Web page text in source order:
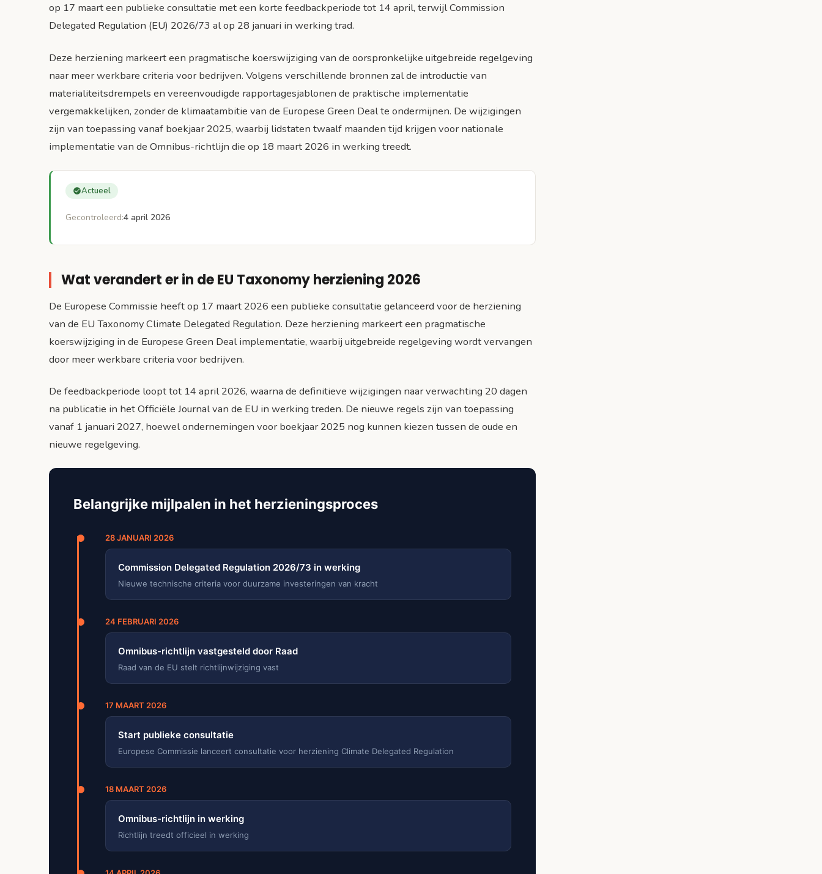
op 17 maart een publieke consultatie met een korte feedbackperiode tot 14 april, terwijl Commission
Delegated Regulation (EU) 2026/73 al op 28 januari in werking trad.
Deze herziening markeert een pragmatische koerswijziging van de oorspronkelijke uitgebreide regelgeving
naar meer werkbare criteria voor bedrijven. Volgens verschillende bronnen zal de introductie van
materialiteitsdrempels en vereenvoudigde rapportagesjablonen de praktische implementatie
vergemakkelijken, zonder de klimaatambitie van de Europese Green Deal te ondermijnen. De wijzigingen
zijn van toepassing vanaf boekjaar 2025, waarbij lidstaten twaalf maanden tijd krijgen voor nationale
implementatie van de Omnibus-richtlijn die op 18 maart 2026 in werking treedt.
Actueel
Gecontroleerd:4 april 2026
Wat verandert er in de EU Taxonomy herziening 2026
De Europese Commissie heeft op 17 maart 2026 een publieke consultatie gelanceerd voor de herziening
van de EU Taxonomy Climate Delegated Regulation. Deze herziening markeert een pragmatische
koerswijziging in de Europese Green Deal implementatie, waarbij uitgebreide regelgeving wordt vervangen
door meer werkbare criteria voor bedrijven.
De feedbackperiode loopt tot 14 april 2026, waarna de definitieve wijzigingen naar verwachting 20 dagen
na publicatie in het Officiële Journal van de EU in werking treden. De nieuwe regels zijn van toepassing
vanaf 1 januari 2027, hoewel ondernemingen voor boekjaar 2025 nog kunnen kiezen tussen de oude en
nieuwe regelgeving.
Belangrijke mijlpalen in het herzieningsproces
28 JANUARI 2026
Commission Delegated Regulation 2026/73 in werking
Nieuwe technische criteria voor duurzame investeringen van kracht
24 FEBRUARI 2026
Omnibus-richtlijn vastgesteld door Raad
Raad van de EU stelt richtlijnwijziging vast
17 MAART 2026
Start publieke consultatie
Europese Commissie lanceert consultatie voor herziening Climate Delegated Regulation
18 MAART 2026
Omnibus-richtlijn in werking
Richtlijn treedt officieel in werking